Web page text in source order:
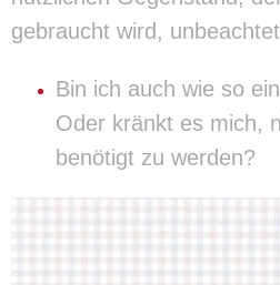
gebraucht wird,
Bin ich auch wie so
Oder kränkt es mich,
benötigt zu werden?